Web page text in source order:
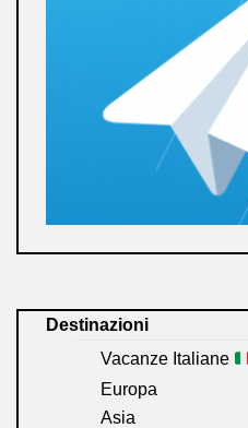
Destinazioni
Vacanze Italiane
Europa
Asia